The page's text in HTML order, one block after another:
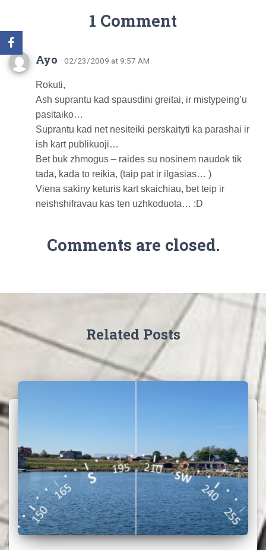
1 Comment
Ayo · 02/23/2009 at 9:57 AM
Rokuti,
Ash suprantu kad spausdini greitai, ir mistypeing’u
pasitaiko…
Suprantu kad net nesiteiki perskaityti ka parashai ir
ish kart publikuoji…
Bet buk zhmogus – raides su nosinem naudok tik
tada, kada to reikia, (taip pat ir ilgasias… )
Viena sakiny keturis kart skaichiau, bet teip ir
neishshifravau kas ten uzhkoduota… :D
Comments are closed.
Related Posts